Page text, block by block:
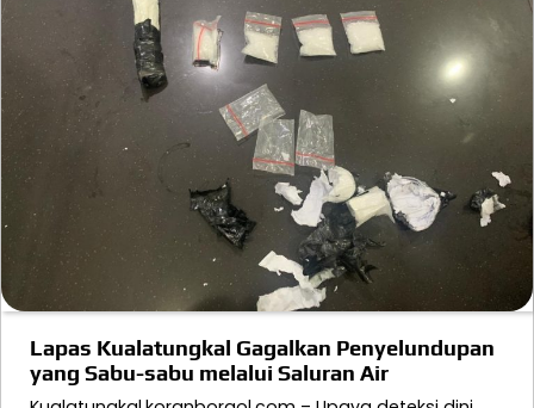
Lapas Kualatungkal Gagalkan Penyelundupan
yang Sabu-sabu melalui Saluran Air